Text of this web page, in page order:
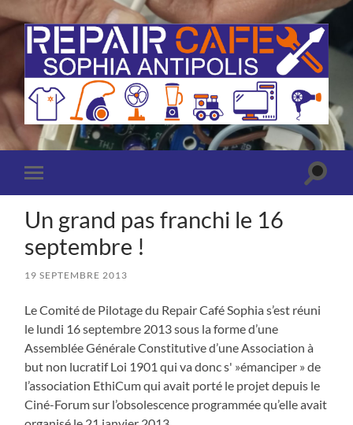
Repair
Café
Sophia
mobile
menu
Toggle
Un grand pas franchi le 16
septembre !
19 SEPTEMBRE 2013
Le Comité de Pilotage du Repair Café Sophia s’est réuni
le lundi 16 septembre 2013 sous la forme d’une
Assemblée Générale Constitutive d’une Association à
but non lucratif Loi 1901 qui va donc s' »émanciper » de
l’association EthiCum qui avait porté le projet depuis le
Ciné-Forum sur l’obsolescence programmée qu’elle avait